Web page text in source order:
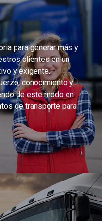
para generar más y
clientes en un
y exigente.
conocimiento y
de este modo en
de transporte para